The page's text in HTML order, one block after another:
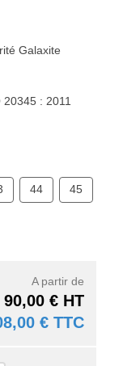
Galaxite
: 2011
44 45
A partir de
90,00 € HT
€ TTC